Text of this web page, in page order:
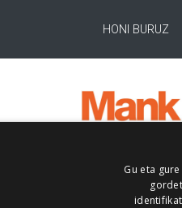
HONI BURUZ
Gu eta